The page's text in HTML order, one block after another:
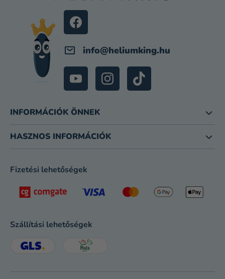
info@heliumking.hu
INFORMÁCIÓK ÖNNEK
HASZNOS INFORMÁCIÓK
Fizetési lehetőségek
Szállítási lehetőségek